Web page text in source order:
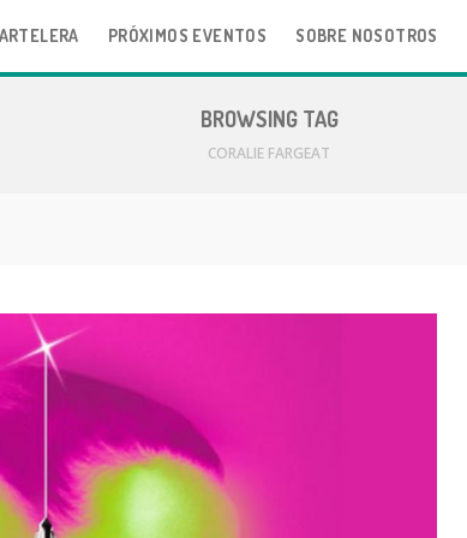
PRÓXIMOS EVENTOS SOBRE NOSOTROS
BROWSING TAG
CORALIE FARGEAT